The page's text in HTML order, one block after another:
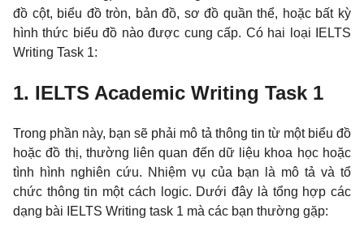
đồ cột, biểu đồ tròn, bản đồ, sơ đồ quần thể, hoặc bất kỳ
hình thức biểu đồ nào được cung cấp. Có hai loại IELTS
Writing Task 1:
1. IELTS Academic Writing Task 1
Trong phần này, bạn sẽ phải mô tả thông tin từ một biểu đồ
hoặc đồ thị, thường liên quan đến dữ liệu khoa học hoặc
tình hình nghiên cứu. Nhiệm vụ của bạn là mô tả và tổ
chức thông tin một cách logic. Dưới đây là tổng hợp các
dạng bài IELTS Writing task 1 mà các bạn thường gặp: